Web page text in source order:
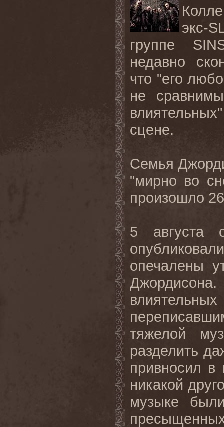
экс-
группе
недавно
что "его
не
сцене.
Семья
"мирно во
произошло
5 августа
опечалены
тяжелой
разделить
привносил в
никакой
музыке